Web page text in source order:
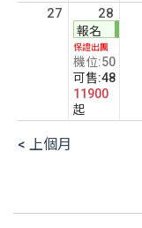
< 上個月
27 28
報名
保證出團
機位:50
可售:48
11900
起